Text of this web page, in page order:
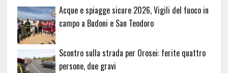
Acque e spiagge sicure 2026, Vigili del fuoco in
campo a Budoni e San Teodoro
Scontro sulla strada per Orosei: ferite quattro
persone, due gravi